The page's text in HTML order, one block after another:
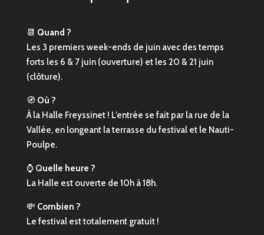
📆 Quand ?
Les 3 premiers week-ends de juin avec des temps
forts les 6 & 7 juin (ouverture) et les 20 & 21 juin
(clôture).
🧭 Où ?
À la Halle Freyssinet ! L’entrée se fait par la rue de la
Vallée, en longeant la terrasse du festival et le Nauti-
Poulpe.
⌚ Quelle heure ?
La Halle est ouverte de 10h à 18h.
💸 Combien ?
Le festival est totalement gratuit !